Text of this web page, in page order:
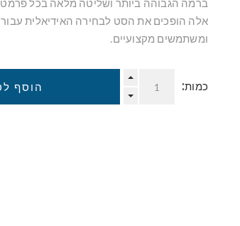
אלה הופכים את הסט לבחירה האידיאלית עבור
ומשתמשים מקצועיים.
כמות: הוסף